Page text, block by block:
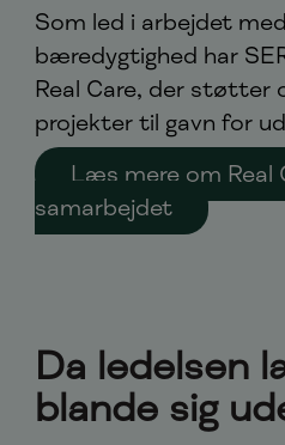
Som led i arbejdet
bæredygtighed har
Real Care, der
projekter til gavn for
Læs mere om Real
samarbejdet
Da ledelsen
blande sig